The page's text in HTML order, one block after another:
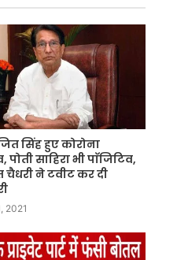
सिंह हुए कोरोना
पोती साहिरा भी पाॅजिटिव,
ने टवीट कर दी
2021